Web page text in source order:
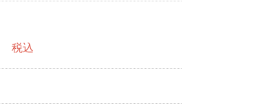
税込